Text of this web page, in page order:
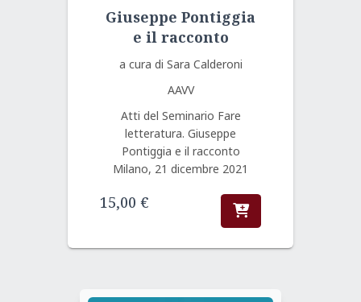
Giuseppe Pontiggia
e il racconto
a cura di Sara Calderoni
AAVV
Atti del Seminario Fare
letteratura. Giuseppe
Pontiggia e il racconto
Milano, 21 dicembre 2021
15,00 €